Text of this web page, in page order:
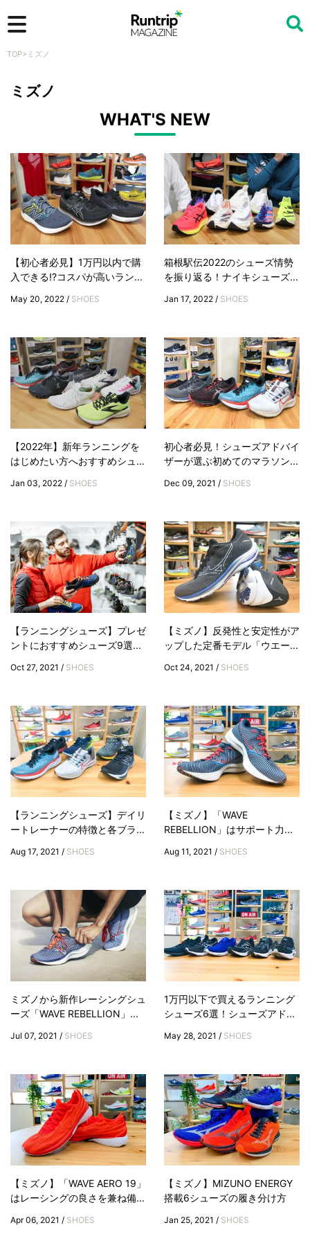
TOP> ミズノ
ミズノ
WHAT'S NEW
【初心者必見】1万円以内で購
入できる!?コスパが高いラン...
May 20, 2022 / SHOES
箱根駅伝2022のシューズ情勢
を振り返る！ナイキシューズ...
Jan 17, 2022 / SHOES
【2022年】新年ランニングを
はじめたい方へおすすめシュ...
Jan 03, 2022 / SHOES
初心者必見！シューズアドバイ
ザーが選ぶ初めてのマラソン...
Dec 09, 2021 / SHOES
【ランニングシューズ】プレゼ
ントにおすすめシューズ9選...
Oct 27, 2021 / SHOES
【ミズノ】反発性と安定性がア
ップした定番モデル「ウエー...
Oct 24, 2021 / SHOES
【ランニングシューズ】デイリ
ートレーナーの特徴と各ブラ...
Aug 17, 2021 / SHOES
【ミズノ】「WAVE
REBELLION」はサポート力...
Aug 11, 2021 / SHOES
ミズノから新作レーシングシュ
ーズ「WAVE REBELLION」...
Jul 07, 2021 / SHOES
1万円以下で買えるランニング
シューズ6選！シューズアド...
May 28, 2021 / SHOES
【ミズノ】「WAVE AERO 19」
はレーシングの良さを兼ね備...
Apr 06, 2021 / SHOES
【ミズノ】MIZUNO ENERGY
搭載6シューズの履き分け方
Jan 25, 2021 / SHOES